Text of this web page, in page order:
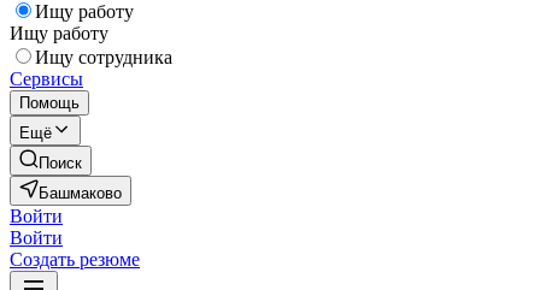
Ищу работу
Ищу работу
Ищу сотрудника
Сервисы
Помощь
Ещё
Поиск
Башмаково
Войти
Войти
Создать резюме